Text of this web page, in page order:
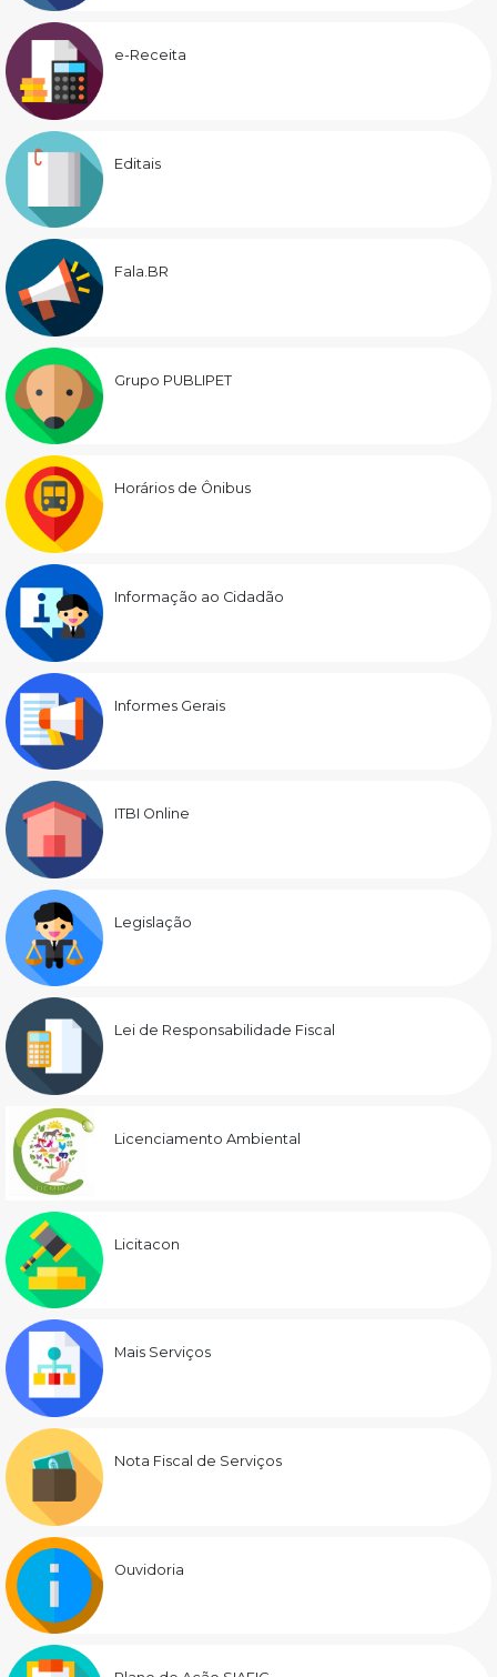
e-Receita
Editais
Fala.BR
Grupo PUBLIPET
Horários de Ônibus
Informação ao Cidadão
Informes Gerais
ITBI Online
Legislação
Lei de Responsabilidade Fiscal
Licenciamento Ambiental
Licitacon
Mais Serviços
Nota Fiscal de Serviços
Ouvidoria